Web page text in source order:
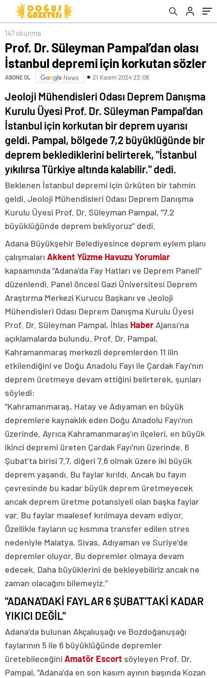
147 okunma
Prof. Dr. Süleyman Pampal’dan olası
İstanbul depremi için korkutan sözler
ABONE OL News 21 Kasım 2024 23:06
Jeoloji Mühendisleri Odası Deprem Danışma
Kurulu Üyesi Prof. Dr. Süleyman Pampal'dan
İstanbul için korkutan bir deprem uyarısı
geldi. Pampal, bölgede 7,2 büyüklüğünde bir
deprem beklediklerini belirterek, "İstanbul
yıkılırsa Türkiye altında kalabilir." dedi.
Beklenen İstanbul depremi için ürküten bir tahmin
geldi. Jeoloji Mühendisleri Odası Deprem Danışma
Kurulu Üyesi Prof. Dr. Süleyman Pampal, "7.2
büyüklüğünde deprem bekliyoruz" dedi.
Adana Büyükşehir Belediyesince deprem eylem planı
çalışmaları Akkent Yüzme Havuzu Yorumlar
kapsamında "Adana'da Fay Hatları ve Deprem Paneli"
düzenlendi. Panel öncesi Gazi Üniversitesi Deprem
Araştırma Merkezi Kurucu Başkanı ve Jeoloji
Mühendisleri Odası Deprem Danışma Kurulu Üyesi
Prof. Dr. Süleyman Pampal, İhlas Haber Ajansı'na
açıklamalarda bulundu. Prof. Dr. Pampal,
Kahramanmaraş merkezli depremlerden 11 ilin
etkilendiğini ve Doğu Anadolu Fayı ile Çardak Fayı'nın
deprem üretmeye devam ettiğini belirterek, şunları
söyledi:
"Kahramanmaraş, Hatay ve Adıyaman en büyük
depremlere kaynaklık eden Doğu Anadolu Fayı'nın
üzerinde. Ayrıca Kahramanmaraş'ın ilçeleri, en büyük
ikinci depremi üreten Çardak Fayı'nın üzerinde. 6
Şubat'ta birisi 7.7, diğeri 7.6 olmak üzere iki büyük
deprem yaşandı. Bu faylar kırıldı. Ancak bu fayın
çevresinde bu kadar büyük deprem üretmeyecek
ancak deprem üretme potansiyeli olan başka faylar
var. Bu faylar maalesef kırılmaya devam ediyor.
Özellikle fayların uç kısmına transfer edilen stres
nedeniyle Malatya, Sivas, Adıyaman ve Suriye'de
depremler oluyor. Bu depremler olmaya devam
edecek. Daha büyüklerini de bekleyebiliriz ancak ne
zaman olacağını bilemeyiz."
"ADANA'DAKİ FAYLAR 6 ŞUBAT'TAKİ KADAR
YIKICI DEĞİL"
Adana'da bulunan Akçalıuşağı ve Bozdoğanuşağı
faylarının 5 ile 6 büyüklüğünde depremler
üretebileceğini Amatör Escort söyleyen Prof. Dr.
Pampal, "Adana'da en son kasım ayının başında Kozan